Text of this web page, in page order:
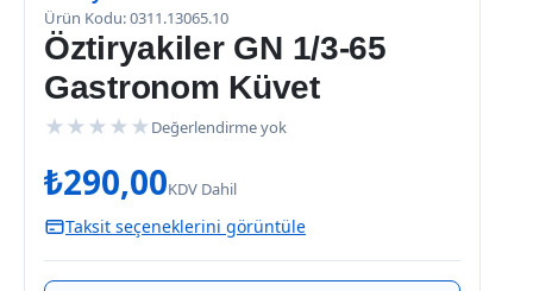
Ürün Kodu: 0311.13065.10
Öztiryakiler GN 1/3-65
Gastronom Küvet
★ ★ ★ ★ ★ Değerlendirme yok
₺290,00KDV Dahil
Taksit seçeneklerini görüntüle